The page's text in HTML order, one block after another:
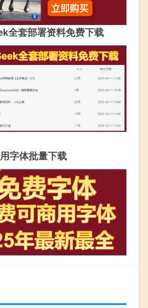
全套部署资料免费下载
字体批量下载